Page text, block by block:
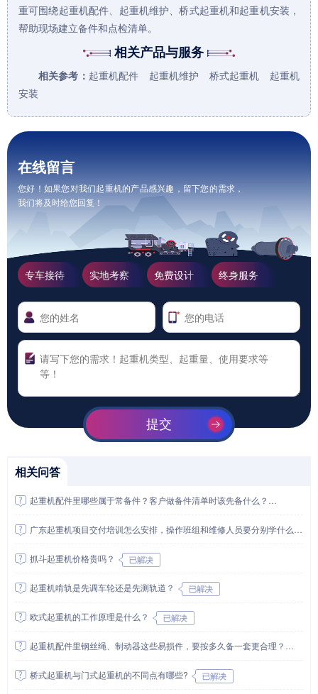
重可围绕起重机配件、 起重机维护、桥式起重机和起重机安装 ，
帮助现场建立备件和点检清单。
相关产品与服务
相关参考： 起重机配件 起重机维护 桥式起重机
起重机
安装
在线留言
您好！如果您对我们起重机的产品感兴趣，留下您的需求，
我们将及时给您回复！
专车接待 实地考察 免费设计 终身服务
提交
相关问答
起重机配件里哪些属于常备件？客户做备件清单时该先备什么？
广东起重机项目交付培训怎么安排，操作班组和维修人员要分别学什么？
抓斗起重机价格贵吗？
起重机啃轨是先调车轮还是先测轨道？
欧式起重机的工作原理是什么？
起重机配件里钢丝绳、制动器这些易损件，要按多久备一套更合理？
桥式起重机与门式起重机的不同点有哪些?